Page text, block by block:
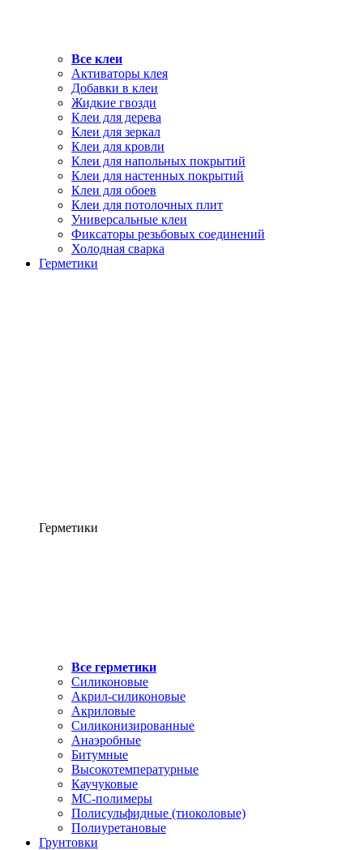
Все клеи
Активаторы клея
Добавки в клеи
Жидкие гвозди
Клеи для дерева
Клеи для зеркал
Клеи для кровли
Клеи для напольных покрытий
Клеи для настенных покрытий
Клеи для обоев
Клеи для потолочных плит
Универсальные клеи
Фиксаторы резьбовых соединений
Холодная сварка
Герметики
Герметики
Все герметики
Силиконовые
Акрил-силиконовые
Акриловые
Силиконизированные
Анаэробные
Битумные
Высокотемпературные
Каучуковые
МС-полимеры
Полисульфидные (тиоколовые)
Полиуретановые
Грунтовки